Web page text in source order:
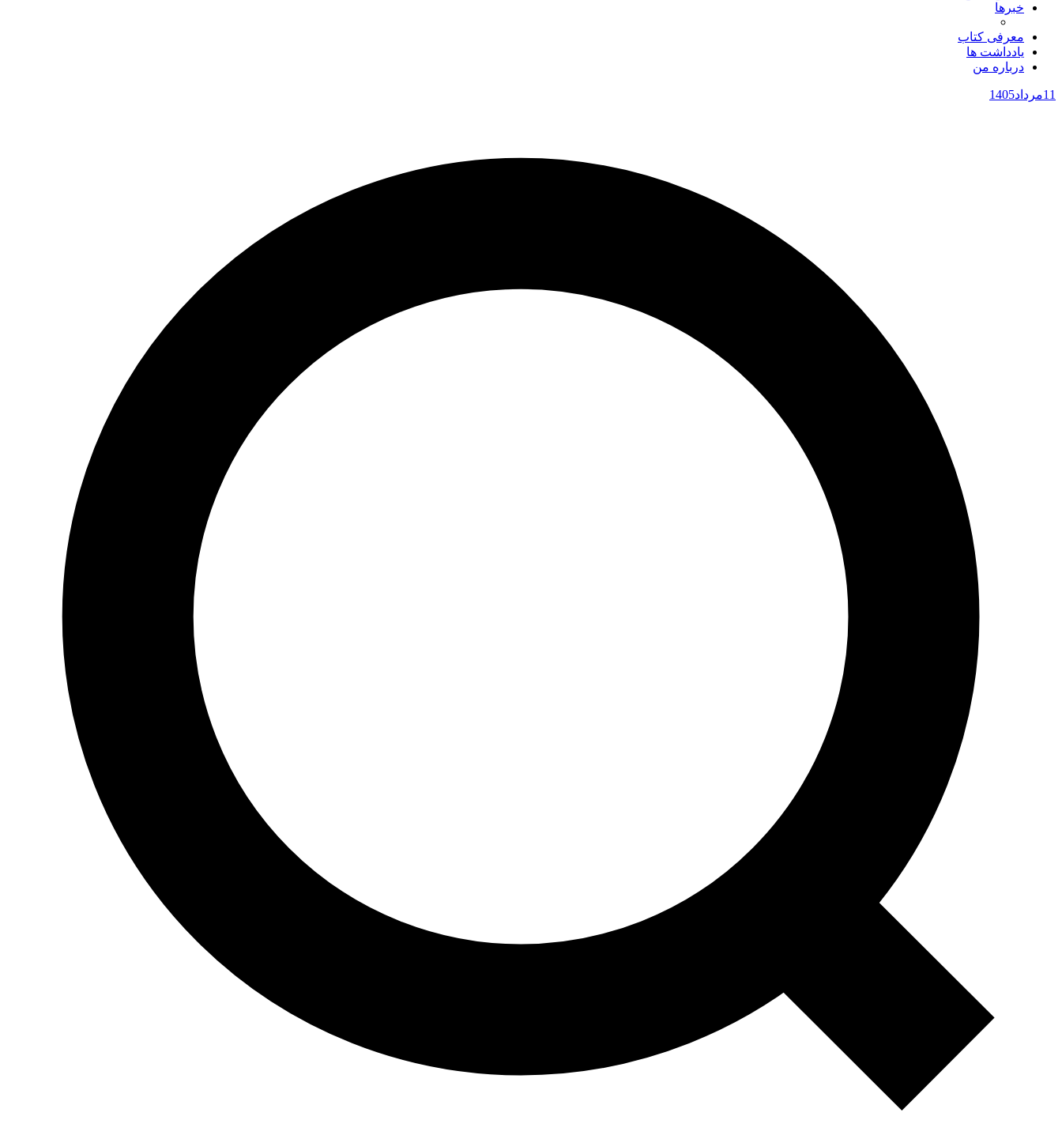
خبرها
معرفی کتاب
یادداشت ها
درباره من
11مرداد1405